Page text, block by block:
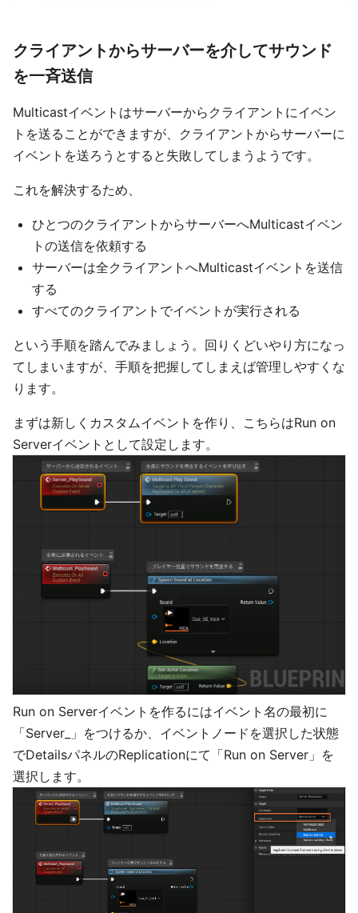
クライアントからサーバーを介してサウンド
を一斉送信
Multicastイベントはサーバーからクライアントにイベン
トを送ることができますが、クライアントからサーバーに
イベントを送ろうとすると失敗してしまうようです。
これを解決するため、
ひとつのクライアントからサーバーへMulticastイベン
トの送信を依頼する
サーバーは全クライアントへMulticastイベントを送信
する
すべてのクライアントでイベントが実行される
という手順を踏んでみましょう。回りくどいやり方になっ
てしまいますが、手順を把握してしまえば管理しやすくな
ります。
まずは新しくカスタムイベントを作り、こちらはRun on
Serverイベントとして設定します。
Run on Serverイベントを作るにはイベント名の最初に
「Server_」をつけるか、イベントノードを選択した状態
でDetailsパネルのReplicationにて「Run on Server」を
選択します。